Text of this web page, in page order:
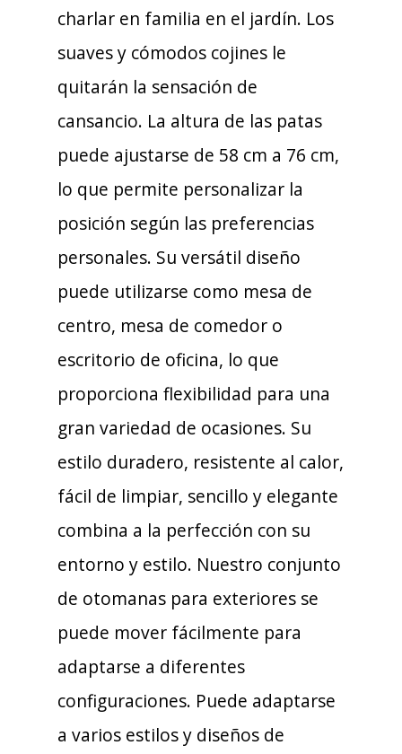
charlar en familia en el jardín. Los
suaves y cómodos cojines le
quitarán la sensación de
cansancio. La altura de las patas
puede ajustarse de 58 cm a 76 cm,
lo que permite personalizar la
posición según las preferencias
personales. Su versátil diseño
puede utilizarse como mesa de
centro, mesa de comedor o
escritorio de oficina, lo que
proporciona flexibilidad para una
gran variedad de ocasiones. Su
estilo duradero, resistente al calor,
fácil de limpiar, sencillo y elegante
combina a la perfección con su
entorno y estilo. Nuestro conjunto
de otomanas para exteriores se
puede mover fácilmente para
adaptarse a diferentes
configuraciones. Puede adaptarse
a varios estilos y diseños de